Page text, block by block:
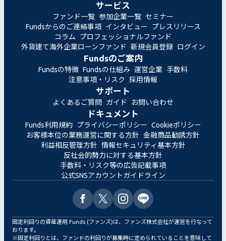
サービス
ファンド一覧 参加企業一覧 セミナー
Fundsからのご連絡事項 インタビュー
プレスリリース
コラム
プロフェッショナルファンド
外貨建て海外企業ローンファンド 新規会員登録 ログイン
Fundsのご案内
Fundsの特徴 Fundsの仕組み 運営企業 手数料
注意事項・リスク
採用情報
サポート
よくあるご質問 ガイド お問い合わせ
ドキュメント
Funds利用規約 プライバシーポリシー Cookieポリシー
お客様本位の業務運営に関する方針 金融商品勧誘方針
利益相反管理方針 情報セキュリティ基本方針
反社会的勢力に対する基本方針
手数料・リスク等の広告記載事項
公式SNSアカウントガイドライン
固定利回りの資産運用 Funds (ファンズ)は、ファンズ株式会社が運営を行なって
おります。
※固定利回りとは、ファンドの利回りが募集時に定められていることを意味して